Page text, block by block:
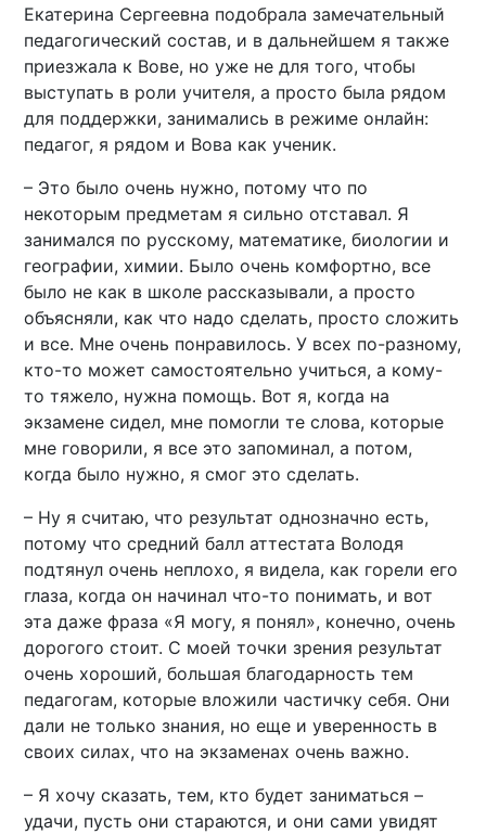
Екатерина Сергеевна подобрала замечательный
педагогический состав, и в дальнейшем я также
приезжала к Вове, но уже не для того, чтобы
выступать в роли учителя, а просто была рядом
для поддержки, занимались в режиме онлайн:
педагог, я рядом и Вова как ученик.
– Это было очень нужно, потому что по
некоторым предметам я сильно отставал. Я
занимался по русскому, математике, биологии и
географии, химии. Было очень комфортно, все
было не как в школе рассказывали, а просто
объясняли, как что надо сделать, просто сложить
и все. Мне очень понравилось. У всех по-разному,
кто-то может самостоятельно учиться, а кому-
то тяжело, нужна помощь. Вот я, когда на
экзамене сидел, мне помогли те слова, которые
мне говорили, я все это запоминал, а потом,
когда было нужно, я смог это сделать.
– Ну я считаю, что результат однозначно есть,
потому что средний балл аттестата Володя
подтянул очень неплохо, я видела, как горели его
глаза, когда он начинал что-то понимать, и вот
эта даже фраза «Я могу, я понял», конечно, очень
дорогого стоит. С моей точки зрения результат
очень хороший, большая благодарность тем
педагогам, которые вложили частичку себя. Они
дали не только знания, но еще и уверенность в
своих силах, что на экзаменах очень важно.
– Я хочу сказать, тем, кто будет заниматься –
удачи, пусть они стараются, и они сами увидят